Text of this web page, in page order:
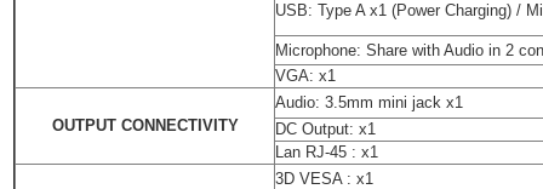
USB:Type A x1 (Power Charging) /
Microphone:Share with Audio in 2
VGA:x1
OUTPUT CONNECTIVITY
Audio:3.5mm mini jack x1
DC Output:x1
Lan RJ-45 :x1
3D VESA :x1